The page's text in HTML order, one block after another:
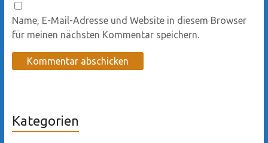
Name, E-Mail-Adresse und Website in diesem Browser
für meinen nächsten Kommentar speichern.
Kategorien